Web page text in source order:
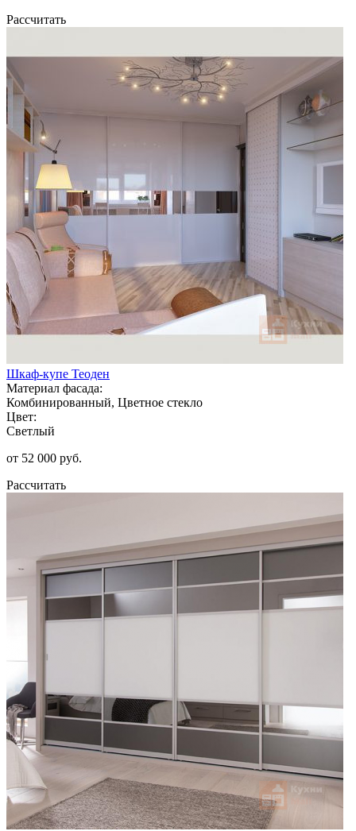
Рассчитать
Шкаф-купе Теоден
Материал фасада:
Комбинированный, Цветное стекло
Цвет:
Светлый
от 52 000 руб.
Рассчитать